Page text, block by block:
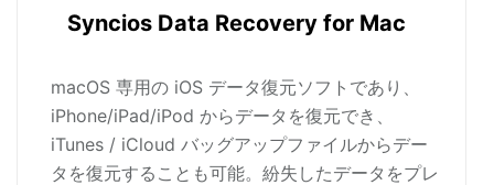
Syncios Data Recovery for Mac
macOS 専用の iOS データ復元ソフトであり、
iPhone/iPad/iPod からデータを復元でき、
iTunes / iCloud バッグアップファイルからデー
タを復元することも可能。紛失したデータをプレ